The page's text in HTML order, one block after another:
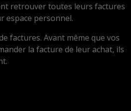
retrouver toutes leurs factures
espace personnel.
factures. Avant même que vos
la facture de leur achat, ils